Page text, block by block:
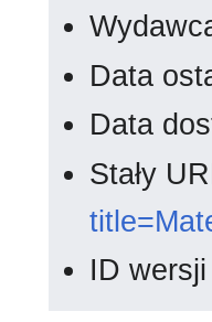
Data
Data
Stały
ID